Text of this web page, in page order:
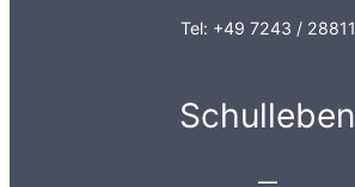
Tel: +49 7243 / 28811
Schulleben